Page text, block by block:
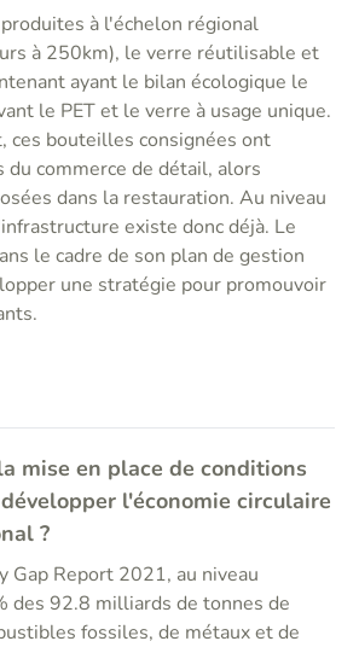
à l'échelon régional
à 250km), le verre réutilisable et
ayant le bilan écologique le
le PET et le verre à usage unique.
ces bouteilles consignées ont
du commerce de détail, alors
dans la restauration. Au niveau
existe donc déjà. Le
le cadre de son plan de gestion
une stratégie pour promouvoir
mise en place de conditions
l'économie circulaire
?
Gap Report 2021, au niveau
des 92.8 milliards de tonnes de
fossiles, de métaux et de